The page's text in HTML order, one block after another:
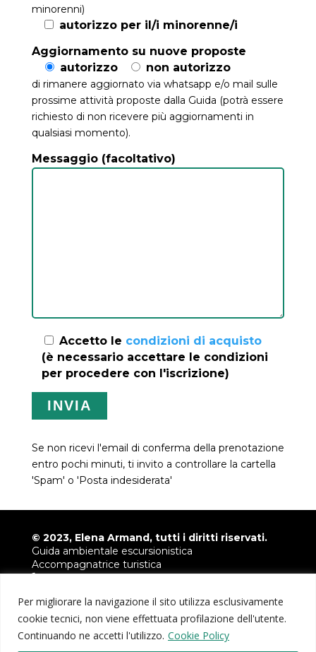
Per migliorare la navigazione il sito utilizza esclusivamente
cookie tecnici, non viene effettuata profilazione dell'utente.
Continuando ne accetti l'utilizzo. Cookie Policy
minorenni)
autorizzo per il/i minorenne/i
Aggiornamento su nuove proposte
autorizzo
non autorizzo
di rimanere aggiornato via whatsapp e/o mail sulle
prossime attività proposte dalla Guida (potrà essere
richiesto di non ricevere più aggiornamenti in
qualsiasi momento).
Messaggio (facoltativo)
Accetto le condizioni di acquisto
(è necessario accettare le condizioni
per procedere con l'iscrizione)
Se non ricevi l'email di conferma della prenotazione
entro pochi minuti, ti invito a controllare la cartella
'Spam' o 'Posta indesiderata'
© 2023, Elena Armand, tutti i diritti riservati.
Guida ambientale escursionistica
Accompagnatrice turistica
+39 349 6780421
P.IVA 04035230046
Fotografie fornite daPaolo Meitre Libertinie